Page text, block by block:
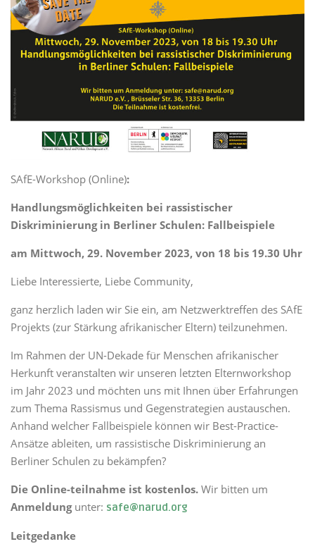
SAfE-Workshop (Online):
Handlungsmöglichkeiten bei rassistischer
Diskriminierung in Berliner Schulen: Fallbeispiele
am Mittwoch, 29. November 2023, von 18 bis 19.30 Uhr
Liebe Interessierte, Liebe Community,
ganz herzlich laden wir Sie ein, am Netzwerktreffen des SAfE
Projekts (zur Stärkung afrikanischer Eltern) teilzunehmen.
Im Rahmen der UN-Dekade für Menschen afrikanischer
Herkunft veranstalten wir unseren letzten Elternworkshop
im Jahr 2023 und möchten uns mit Ihnen über Erfahrungen
zum Thema Rassismus und Gegenstrategien austauschen.
Anhand welcher Fallbeispiele können wir Best-Practice-
Ansätze ableiten, um rassistische Diskriminierung an
Berliner Schulen zu bekämpfen?
Die Online-teilnahme ist kostenlos. Wir bitten um
Anmeldungunter: safe@narud.org
Leitgedanke